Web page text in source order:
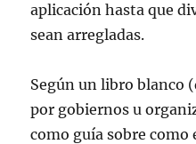
aplicación hasta que
sean arregladas.
Según un libro blanco
por gobiernos u
como guía sobre